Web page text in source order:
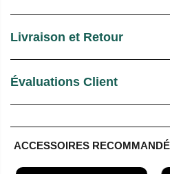
Livraison et Retour
Évaluations Client
ACCESSOIRES
RÉSERVEZ